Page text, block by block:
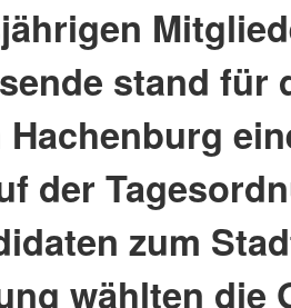
stand für
der
zum
wählten die